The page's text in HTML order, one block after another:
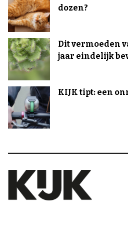
dozen?
Dit vermoeden
jaar eindelijk
KIJK tipt: een